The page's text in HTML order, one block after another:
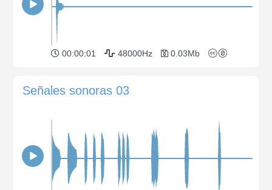
00:00:01 48000Hz 0.03Mb
Señales sonoras 03